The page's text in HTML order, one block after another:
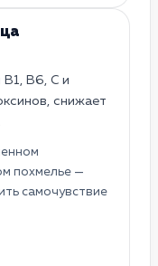
B6, C и
снижает
похмелье —
самочувствие